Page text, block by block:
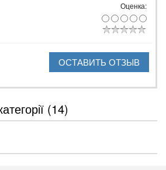
Оценка:
ОСТАВИТЬ ОТЗЫВ
(14)